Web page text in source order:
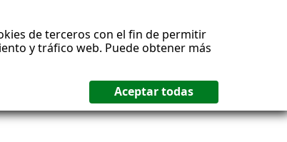
de terceros con el fin de permitir
y tráfico web. Puede obtener más